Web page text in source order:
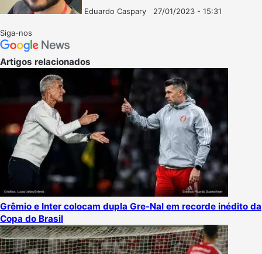
Eduardo Caspary
27/01/2023 - 15:31
Siga-nos
Artigos relacionados
Grêmio e Inter colocam dupla Gre-Nal em recorde inédito da
Copa do Brasil